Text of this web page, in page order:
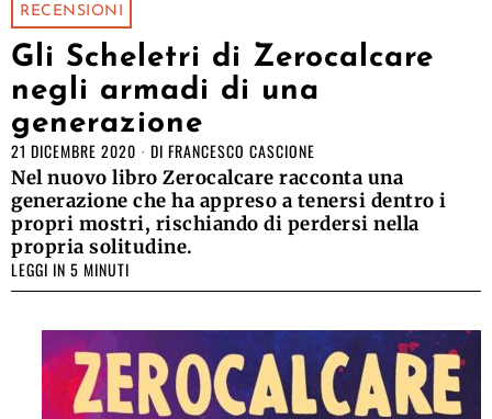
RECENSIONI
Gli Scheletri di Zerocalcare
negli armadi di una
generazione
21 DICEMBRE 2020 DI FRANCESCO CASCIONE
Nel nuovo libro Zerocalcare racconta una
generazione che ha appreso a tenersi dentro i
propri mostri, rischiando di perdersi nella
propria solitudine.
LEGGI IN 5 MINUTI